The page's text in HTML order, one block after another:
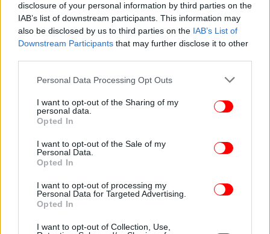
disclosure of your personal information by third parties on the
IAB’s list of downstream participants. This information may
also be disclosed by us to third parties on the IAB’s List of
Downstream Participants that may further disclose it to other
Please note that this website/app uses one or more Google
not limited to your visit or usage behaviour. You may click to
grant or deny consent to Google and its third-party tags to
use your data for below specified purposes in below Google
consent section.
Personal Data Processing Opt Outs
I want to opt-out of the Sharing of my
personal data.
Opted In
I want to opt-out of the Sale of my
Personal Data.
Opted In
I want to opt-out of processing my
Personal Data for Targeted Advertising.
Opted In
I want to opt-out of Collection, Use,
ΟΛΕΣ ΟΙ ΕΙΔΗΣΕΙΣ
Έφοδος της ΕΛ.ΑΣ. στα γραφεία της εταιρείας σεκιούρτι
που έδωσε τα νέα βίντεο για τα Τέμπη
Έρχονται δύο κύματα με βροχές και χιόνια, το ένα από
την Πέμπτη -Θα ακολουθήσει ισχυρότερο, τι λέει ο Ν.
Καντερές
Γερ. Παπαδόπουλος: Χαραμάδα αισιοδοξίας -Άλλαξε η
γειτονικό ρήγμα